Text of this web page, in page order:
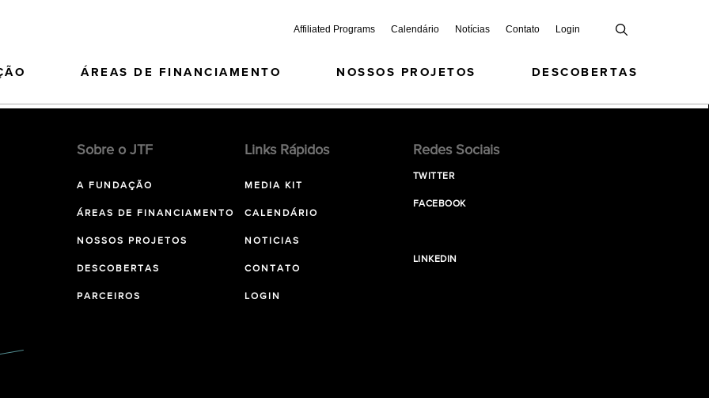
Affiliated Programs Calendário Notícias Contato Login
ÁREAS DE FINANCIAMENTO NOSSOS PROJETOS DESCOBERTAS
Sobre o JTF
A FUNDAÇÃO
ÁREAS DE FINANCIAMENTO
NOSSOS PROJETOS
DESCOBERTAS
PARCEIROS
Links Rápidos
MEDIA KIT
CALENDÁRIO
NOTICIAS
CONTATO
LOGIN
Redes Sociais
TWITTER
FACEBOOK
LINKEDIN